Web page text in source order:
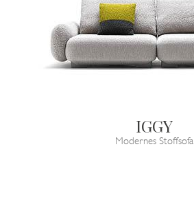
IGGY
Modernes Stoffsofa